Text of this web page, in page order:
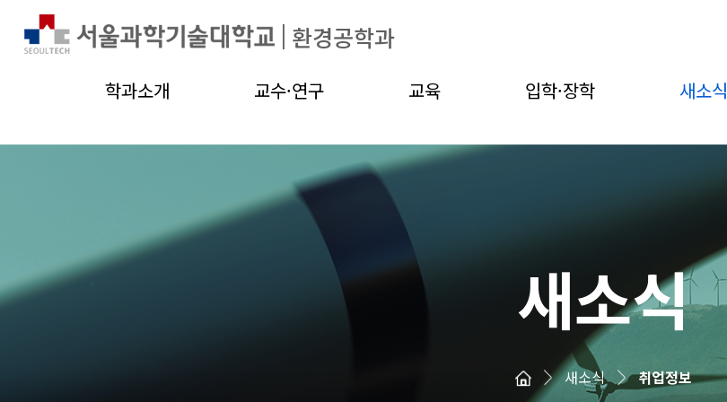
| 환경공학과
학과소개 교수·연구 교육 입학·장학 새소식
새소식
새소식 취업정보